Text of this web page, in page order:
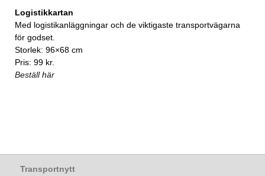
Logistikkartan
Med logistikanläggningar och de viktigaste transportvägarna
för godset.
Storlek: 96×68 cm
Pris: 99 kr.
Beställ här
Transportnytt